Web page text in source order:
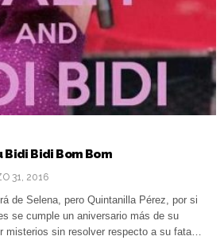
Bidi Bidi Bom Bom
31, 2016
de Selena, pero Quintanilla Pérez, por si
se cumple un aniversario más de su
misterios sin resolver respecto a su fata…